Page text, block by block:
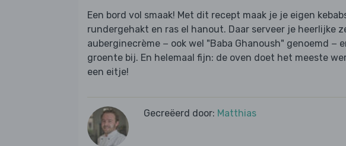
Een bord vol smaak! Met dit recept maak je je eigen
rundergehakt en ras el hanout. Daar serveer je heerlijke
auberginecrème − ook wel "Baba Ghanoush" genoemd −
groente bij. En helemaal fijn: de oven doet het meeste
een eitje!
Gecreëerd door: Matthias